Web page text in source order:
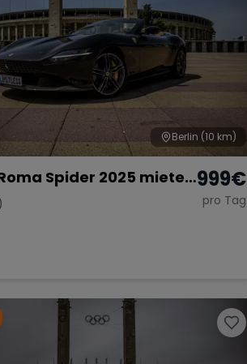
Berlin (10 km)
Spider 2025 mieten
Roadster Exot
999€
pro Tag